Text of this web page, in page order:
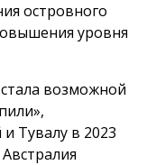
островного
уровня
возможной
Тувалу в 2023